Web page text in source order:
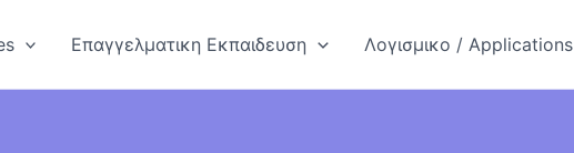
Επαγγελματικη Εκπαιδευση Λογισμικο / Applications